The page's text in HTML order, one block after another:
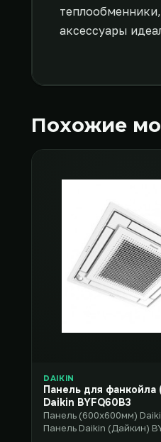
аксессуары
Похожие
DAIKIN
Панель для
Daikin BYFQ60B3
Панель (600x600мм)
Панель Daikin (Дайкин)